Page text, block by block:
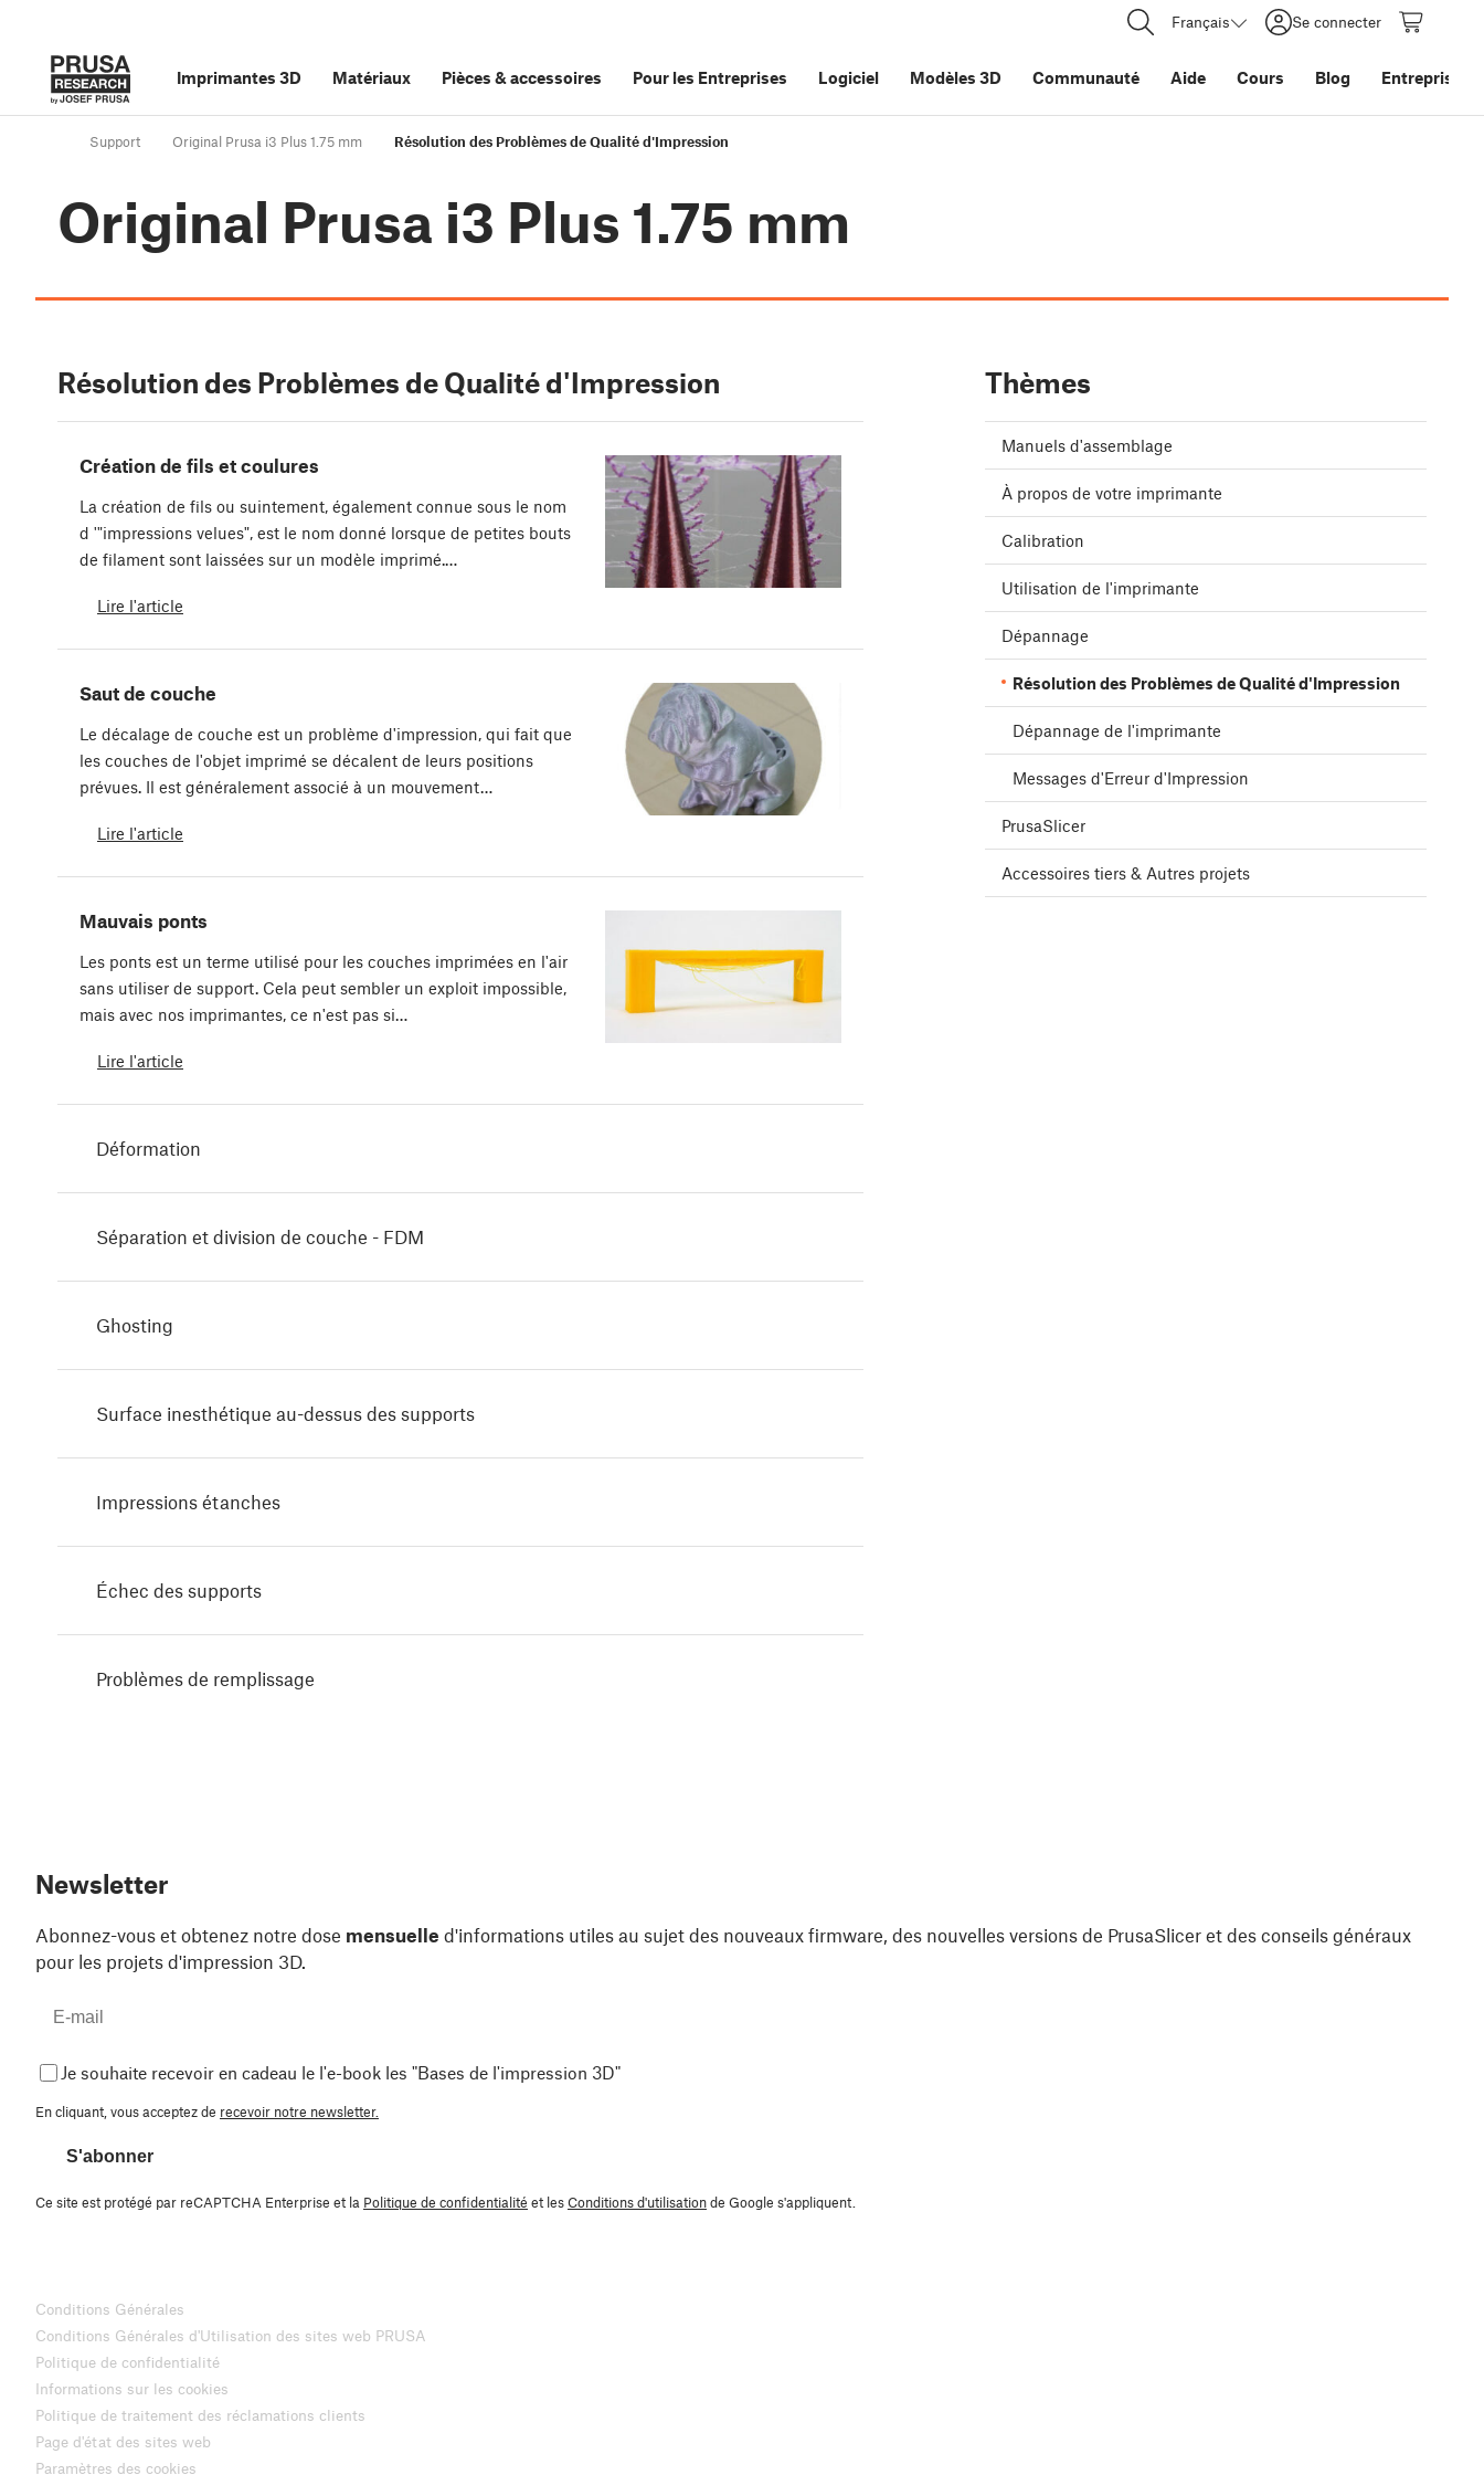
Français Se connecter
Imprimantes 3D Matériaux Pièces &accessoires Pour les Entreprises Logiciel Modèles 3D Communauté Aide Cours Blog Entreprise
Support Original Prusa i3 Plus 1.75 mm Résolution des Problèmes de Qualité d'Impression
Original Prusa i3 Plus 1.75 mm
Résolution des Problèmes de Qualité d'Impression
Création de fils et coulures
La création de fils ou suintement, également connue sous le nom
d '"impressions velues", est le nom donné lorsque de petites bouts
de filament sont laissées sur un modèle imprimé.…
Lire l'article
Saut de couche
Le décalage de couche est un problème d'impression, qui fait que
les couches de l'objet imprimé se décalent de leurs positions
prévues. Il est généralement associé à un mouvement…
Lire l'article
Mauvais ponts
Les ponts est un terme utilisé pour les couches imprimées en l'air
sans utiliser de support. Cela peut sembler un exploit impossible,
mais avec nos imprimantes, ce n'est pas si…
Lire l'article
Déformation
Séparation et division de couche - FDM
Ghosting
Surface inesthétique au-dessus des supports
Impressions étanches
Échec des supports
Problèmes de remplissage
Thèmes
Manuels d'assemblage
À propos de votre imprimante
Calibration
Utilisation de l'imprimante
Dépannage
Résolution des Problèmes de Qualité d'Impression
Dépannage de l'imprimante
Messages d'Erreur d'Impression
PrusaSlicer
Accessoires tiers & Autres projets
Newsletter
Abonnez-vous et obtenez notre dose mensuelle d'informations utiles au sujet des nouveaux firmware, des nouvelles versions de PrusaSlicer et des conseils généraux
pour les projets d'impression 3D.
Je souhaite recevoir en cadeau le l'e-book les "Bases de l'impression 3D"
En cliquant, vous acceptez de recevoir notre newsletter.
S'abonner
Ce site est protégé par reCAPTCHA Enterprise et la Politique de confidentialité et lesConditions d'utilisationde Google s'appliquent.
Conditions Générales
Conditions Générales d'Utilisation des sites web PRUSA
Politique de confidentialité
Informations sur les cookies
Politique de traitement des réclamations clients
Page d'état des sites web
Paramètres des cookies